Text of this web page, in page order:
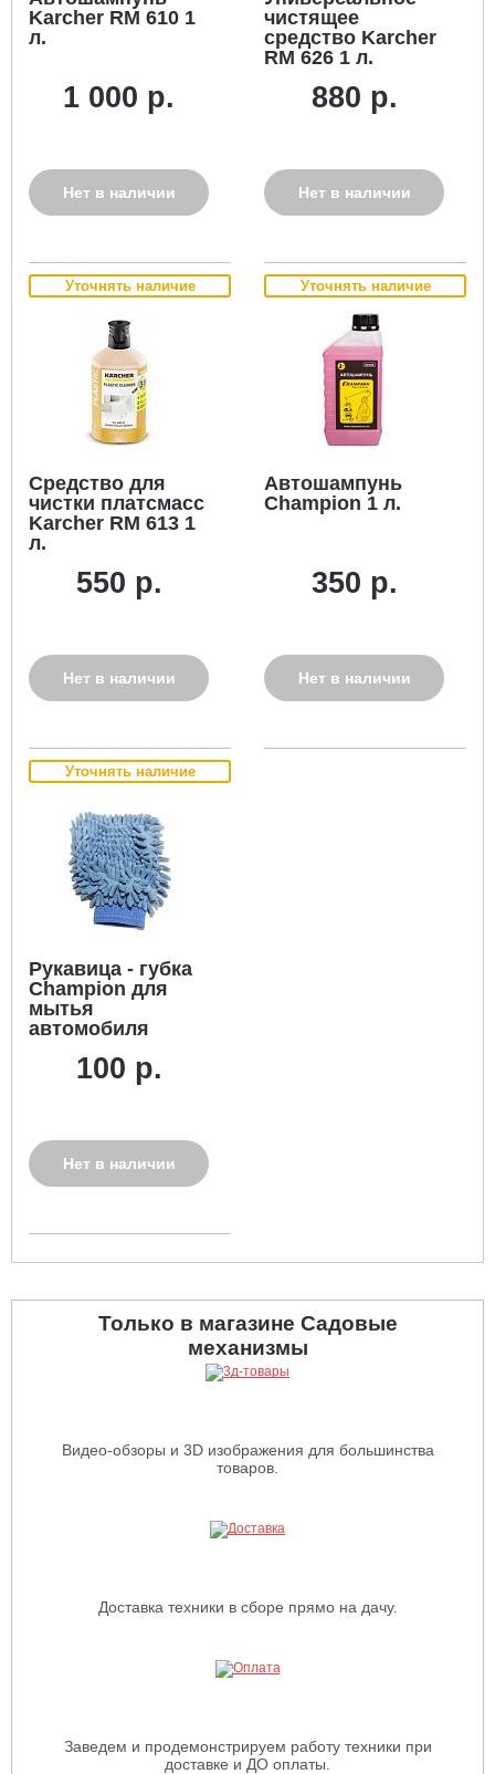
Karcher RM 610 1
л.
1 000 р.
Нет в наличии
чистящее
средство Karcher
RM 626 1 л.
880 р.
Нет в наличии
Уточнять наличие
Средство для
чистки платсмасс
Karcher RM 613 1
л.
550 р.
Нет в наличии
Уточнять наличие
Автошампунь
Champion 1 л.
350 р.
Нет в наличии
Уточнять наличие
Рукавица - губка
Champion для
мытья
автомобиля
100 р.
Нет в наличии
Только в магазине Садовые
механизмы
Видео-обзоры и 3D изображения для большинства
товаров.
Доставка техники в сборе прямо на дачу.
Заведем и продемонстрируем работу техники при
доставке и ДО оплаты.